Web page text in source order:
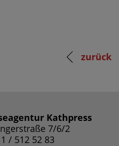
zurück
Kathpress
7/6/2
/ 512 52 83